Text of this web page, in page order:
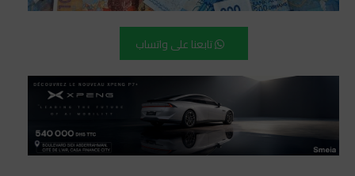
تابعنا على واتساب